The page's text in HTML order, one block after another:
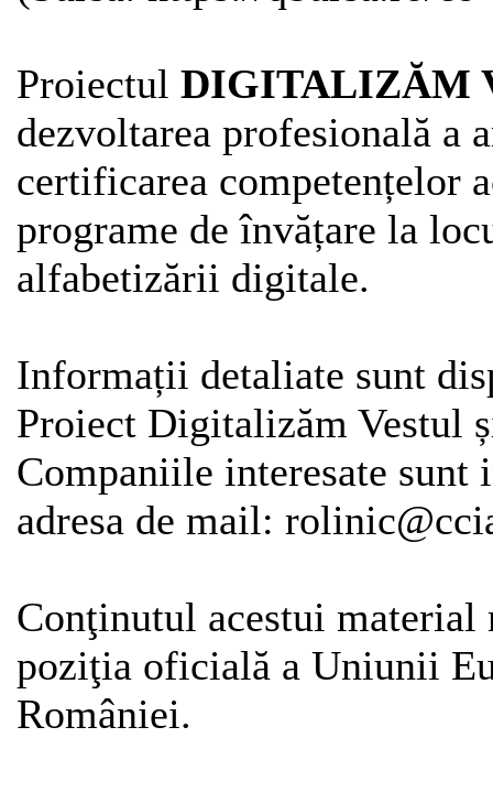
Proiectul DIGITALIZĂM
dezvoltarea profesională a
certificarea competențelor
programe de învățare la
alfabetizării digitale.
Informații detaliate sunt
Proiect Digitalizăm Vestul
Companiile interesate sunt
adresa de mail:
Conţinutul acestui
poziţia oficială a Uniunii
României.